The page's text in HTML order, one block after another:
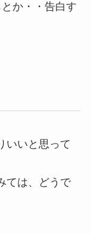
か・・告白す
いいと思って
ては、どうで